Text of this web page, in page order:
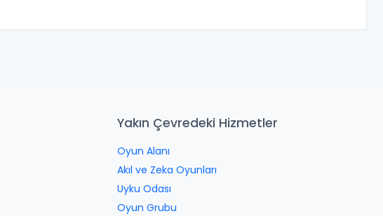
Yakın Çevredeki Hizmetler
Oyun Alanı
Akıl ve Zeka Oyunları
Uyku Odası
Oyun Grubu